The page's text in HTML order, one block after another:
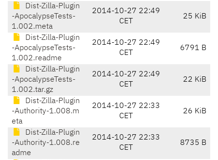
Dist-Zilla-Plugin
-ApocalypseTests-
1.002.meta
2014-10-27 22:49
CET
25 KiB
Dist-Zilla-Plugin
-ApocalypseTests-
1.002.readme
2014-10-27 22:49
CET
6791 B
Dist-Zilla-Plugin
-ApocalypseTests-
1.002.tar.gz
2014-10-27 22:49
CET
22 KiB
Dist-Zilla-Plugin
-Authority-1.008.m
eta
2014-10-27 22:33
CET
26 KiB
Dist-Zilla-Plugin
-Authority-1.008.re
adme
2014-10-27 22:33
CET
8735 B